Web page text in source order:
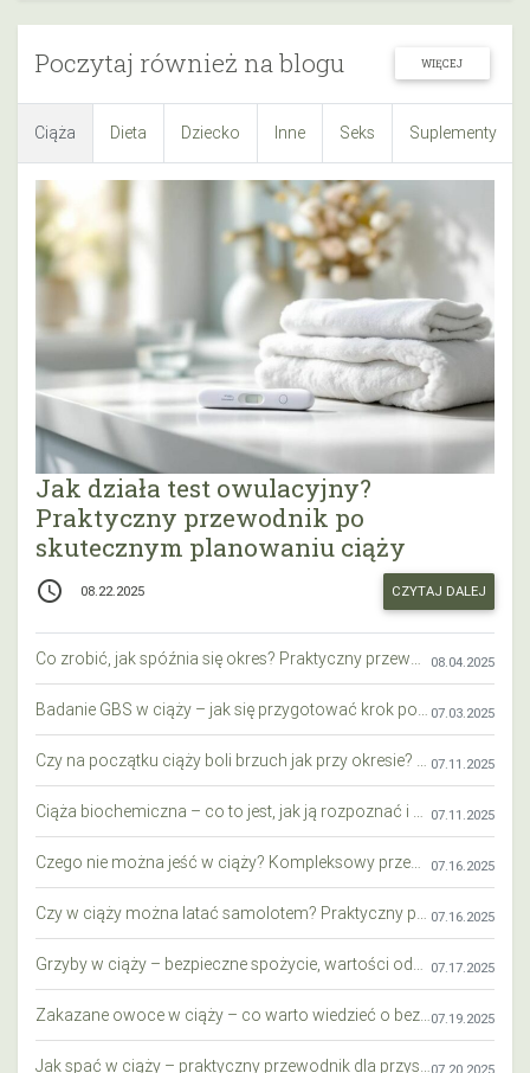
Poczytaj również na blogu WIĘCEJ
Ciąża Dieta Dziecko Inne Seks Suplementy
Jak działa test owulacyjny?
Praktyczny przewodnik po
skutecznym planowaniu ciąży
access_time 08.22.2025 CZYTAJ DALEJ
08.04.2025
07.03.2025
07.11.2025
07.11.2025
07.16.2025
07.16.2025
07.17.2025
07.19.2025
07.20.2025